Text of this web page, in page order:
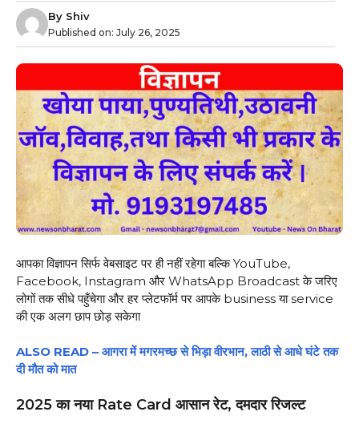
By Shiv
Published on: July 26, 2025
आपका विज्ञापन सिर्फ वेबसाइट पर ही नहीं रहेगा बल्कि YouTube,
Facebook, Instagram और WhatsApp Broadcast के जरिए
लोगों तक सीधे पहुँचेगा और हर प्लेटफॉर्म पर आपके business या service
की एक अलग छाप छोड़ सकेगा
ALSO READ – आगरा में मगरमच्छ से भिड़ा वीरभान, लाठी से आधे घंटे तक
दी मौत को मात
2025 का नया Rate Card आसान रेट, दमदार रिजल्ट